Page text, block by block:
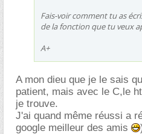
Fais-voir comment tu as
de la fonction que tu veux
A+
A mon dieu que je le sais
patient, mais avec le C,le
je trouve.
J'ai quand même réussi a
google meilleur des amis